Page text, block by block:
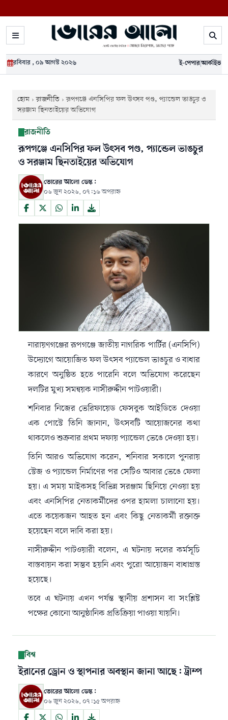
রবিবার , ০৯ আগস্ট ২০২৬ ই-পেপার|আর্কাইভ
হোম ›রাজনীতি ›রূপগঞ্জে এনসিপির ফল উৎসব পণ্ড, প্যান্ডেল ভাঙচুর ও
সরঞ্জাম ছিনতাইয়ের অভিযোগ
রাজনীতি
রূপগঞ্জে এনসিপির ফল উৎসব পণ্ড, প্যান্ডেল ভাঙচুর
ও সরঞ্জাম ছিনতাইয়ের অভিযোগ
ভোরের আলো ডেস্ক:
০৬ জুন ২০২৬, ০৭:১৬ অপরাহ্ন
নারায়ণগঞ্জের রূপগঞ্জে জাতীয় নাগরিক পার্টির (এনসিপি)
উদ্যোগে আয়োজিত ফল উৎসব প্যান্ডেল ভাঙচুর ও বাধার
কারণে অনুষ্ঠিত হতে পারেনি বলে অভিযোগ করেছেন
দলটির মুখ্য সমন্বয়ক নাসীরুদ্দীন পাটওয়ারী।
শনিবার নিজের ভেরিফায়েড ফেসবুক আইডিতে দেওয়া
এক পোস্টে তিনি জানান, উৎসবটি আয়োজনের কথা
থাকলেও শুক্রবার প্রথম দফায় প্যান্ডেল ভেঙে দেওয়া হয়।
তিনি আরও অভিযোগ করেন, শনিবার সকালে পুনরায়
স্টেজ ও প্যান্ডেল নির্মাণের পর সেটিও আবার ভেঙে ফেলা
হয়। এ সময় মাইকসহ বিভিন্ন সরঞ্জাম ছিনিয়ে নেওয়া হয়
এবং এনসিপির নেতাকর্মীদের ওপর হামলা চালানো হয়।
এতে কয়েকজন আহত হন এবং কিছু নেতাকর্মী রক্তাক্ত
হয়েছেন বলে দাবি করা হয়।
নাসীরুদ্দীন পাটওয়ারী বলেন, এ ঘটনায় দলের কর্মসূচি
বাস্তবায়ন করা সম্ভব হয়নি এবং পুরো আয়োজন বাধাগ্রস্ত
হয়েছে।
তবে এ ঘটনায় এখন পর্যন্ত স্থানীয় প্রশাসন বা সংশ্লিষ্ট
পক্ষের কোনো আনুষ্ঠানিক প্রতিক্রিয়া পাওয়া যায়নি।
বিশ্ব
ইরানের ড্রোন ও স্থাপনার অবস্থান জানা আছে: ট্রাম্প
ভোরের আলো ডেস্ক:
০৬ জুন ২০২৬, ০৭:১৫ অপরাহ্ন